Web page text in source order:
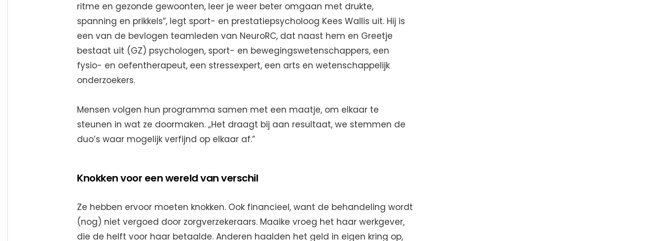
ritme en gezonde gewoonten, leer je weer beter omgaan met drukte,
spanning en prikkels”, legt sport- en prestatiepsycholoog Kees Wallis uit. Hij is
een van de bevlogen teamleden van NeuroRC, dat naast hem en Greetje
bestaat uit (GZ) psychologen, sport- en bewegingswetenschappers, een
fysio- en oefentherapeut, een stressexpert, een arts en wetenschappelijk
onderzoekers.
Mensen volgen hun programma samen met een maatje, om elkaar te
steunen in wat ze doormaken. „Het draagt bij aan resultaat, we stemmen de
duo’s waar mogelijk verfijnd op elkaar af.”
Knokken voor een wereld van verschil
Ze hebben ervoor moeten knokken. Ook financieel, want de behandeling wordt
(nog) niet vergoed door zorgverzekeraars. Maaike vroeg het haar werkgever,
die de helft voor haar betaalde. Anderen haalden het geld in eigen kring op,